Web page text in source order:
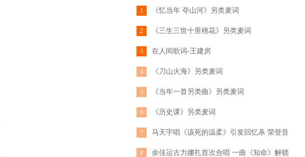
1 《忆当年 夺山河》另类麦词
2 《三生三世十里桃花》另类麦词
3 在人间歌词-王建房
4 《刀山火海》另类麦词
5 《当年一首另类曲》另类麦词
6 《历史课》另类麦词
7
马天宇唱《该死的温柔》引发回忆杀 荣登音
乐榜单歌曲热搜榜首
8
余佳运古力娜扎首次合唱 一曲《知命》解锁